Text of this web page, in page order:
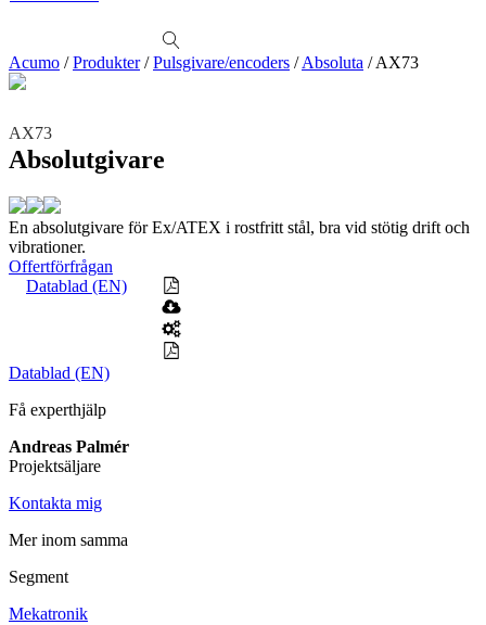
Se alla kategorier Se alla produkter
Se alla leverantörer
Vi hjälper gärna till!
Teknisk support
Offertförfrågan
Linjärenheter
Mekatronik
Positionsvisare / Mätklockor
Pulsgivare / Encoders
Wire-moduler
ServodrifterRoterande ställdon
MätskalorRäknare / Displayer
Maskinsäkerhet
Varningsljud
Övrigt
KablageESD / Antistatutrustning
Acumo /Produkter/Pulsgivare/encoders /Absoluta /AX73
AX73
Absolutgivare
En absolutgivare för Ex/ATEX i rostfritt stål, bra vid stötig drift och
vibrationer.
Offertförfrågan
Datablad (EN)
Datablad (EN)
Få experthjälp
Andreas Palmér
Projektsäljare
Kontakta mig
Mer inom samma
Segment
Mekatronik